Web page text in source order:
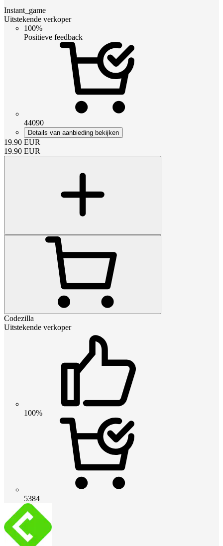
Instant_game
Uitstekende verkoper
100%
Positieve feedback
44090
Details van aanbieding bekijken
19.90 EUR
19.90 EUR
Codezilla
Uitstekende verkoper
100%
5384